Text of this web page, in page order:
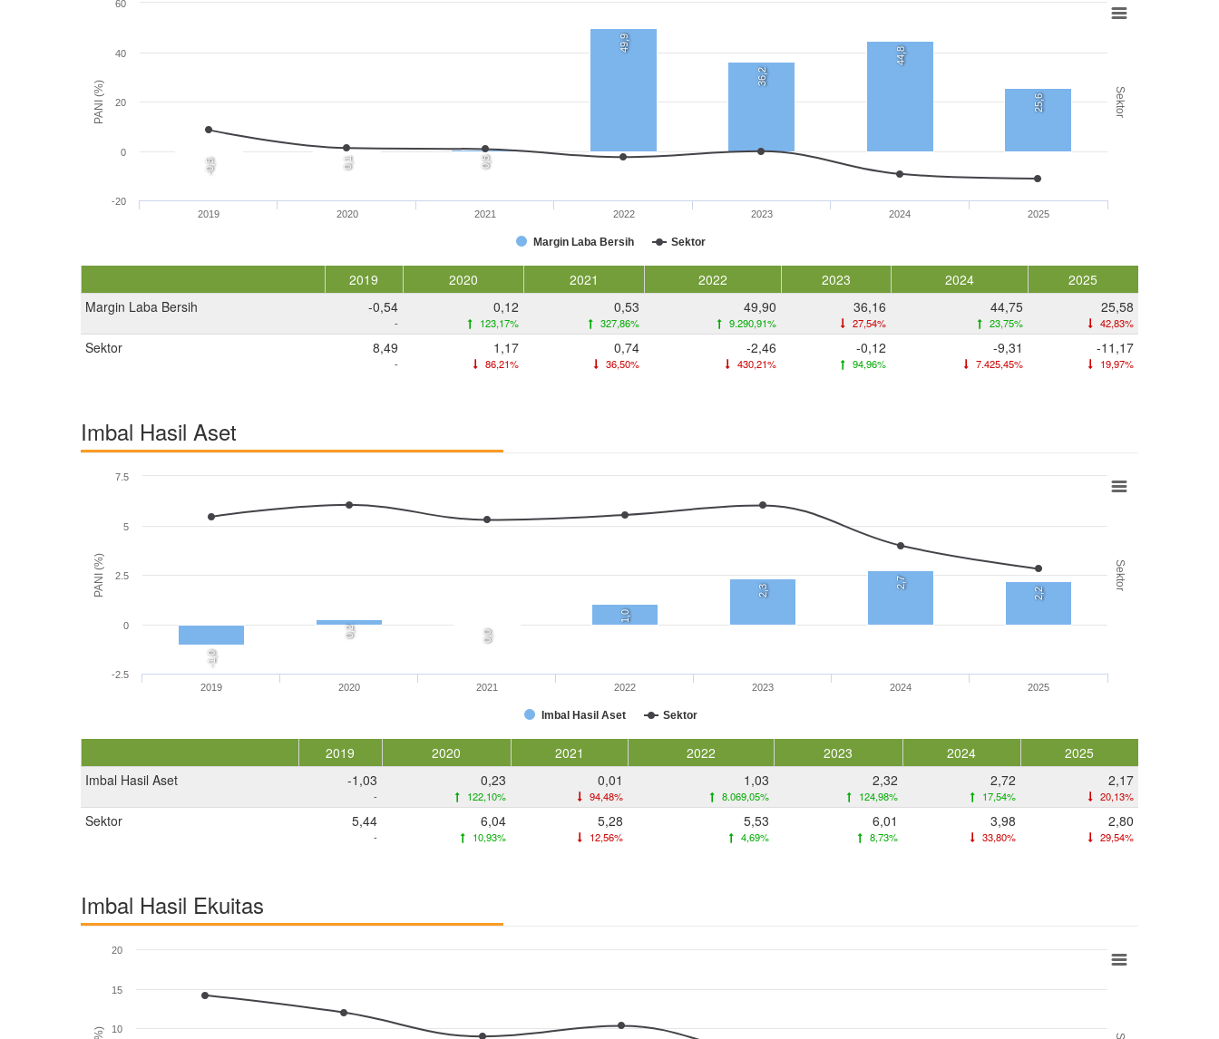
PANI (%) Sektor
-0,5 0,1 0,5
49,9
36,2
44,8
25,6
Margin Laba Bersih Sektor
2019 2020 2021 2022 2023 2024 2025
-20
0
20
40
60
2019 2020 2021 2022 2023 2024
2025
Margin Laba Bersih
-0,54
-
0,12
123,17%
0,53
327,86%
49,90
9.290,91%
36,16
27,54%
44,75
23,75%
25,58
42,83%
Sektor 8,49
-
1,17
86,21%
0,74
36,50%
-2,46
430,21%
-0,12
94,96%
-9,31
7.425,45%
-11,17
19,97%
Imbal Hasil Aset
PANI (%) Sektor
-1,0
0,2 0,0
1,0
2,3
2,7
2,2
Imbal Hasil Aset Sektor
2019 2020 2021 2022 2023 2024 2025
-2.5
0
2.5
5
7.5
2019 2020 2021 2022 2023 2024
2025
Imbal Hasil Aset
-1,03
-
0,23
122,10%
0,01
94,48%
1,03
8.069,05%
2,32
124,98%
2,72
17,54%
2,17
20,13%
Sektor 5,44
-
6,04
10,93%
5,28
12,56%
5,53
4,69%
6,01
8,73%
3,98
33,80%
2,80
29,54%
Imbal Hasil Ekuitas
10
15
20